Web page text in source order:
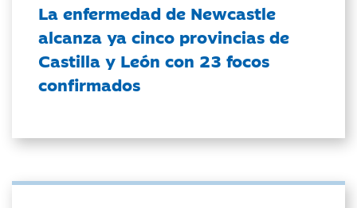
La enfermedad de Newcastle
alcanza ya cinco provincias de
Castilla y León con 23 focos
confirmados